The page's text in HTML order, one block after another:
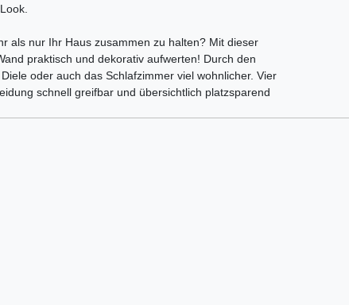
als nur Ihr Haus zusammen zu halten? Mit dieser
praktisch und dekorativ aufwerten! Durch den
oder auch das Schlafzimmer viel wohnlicher. Vier
schnell greifbar und übersichtlich platzsparend